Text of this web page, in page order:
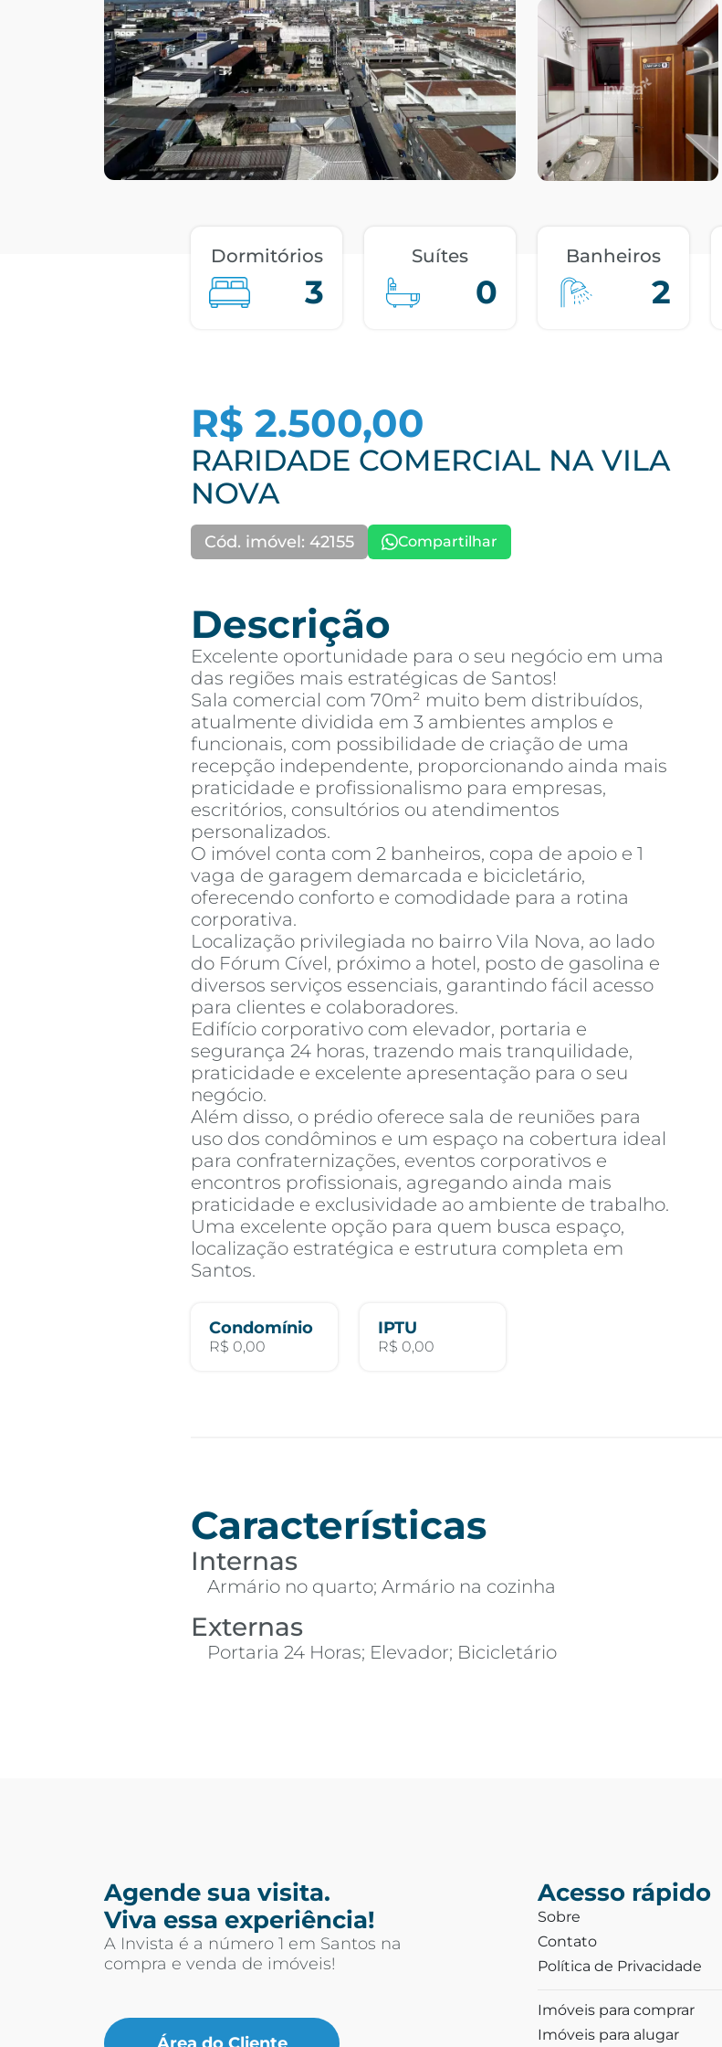
Dormitórios
3
Suítes
0
Banheiros
2
R$ 2.500,00
RARIDADE COMERCIAL NA VILA
NOVA
Cód. imóvel: 42155 Compartilhar
Descrição
Excelente oportunidade para o seu negócio em uma
das regiões mais estratégicas de Santos!
Sala comercial com 70m² muito bem distribuídos,
atualmente dividida em 3 ambientes amplos e
funcionais, com possibilidade de criação de uma
recepção independente, proporcionando ainda mais
praticidade e profissionalismo para empresas,
escritórios, consultórios ou atendimentos
personalizados.
O imóvel conta com 2 banheiros, copa de apoio e 1
vaga de garagem demarcada e bicicletário,
oferecendo conforto e comodidade para a rotina
corporativa.
Localização privilegiada no bairro Vila Nova, ao lado
do Fórum Cível, próximo a hotel, posto de gasolina e
diversos serviços essenciais, garantindo fácil acesso
para clientes e colaboradores.
Edifício corporativo com elevador, portaria e
segurança 24 horas, trazendo mais tranquilidade,
praticidade e excelente apresentação para o seu
negócio.
Além disso, o prédio oferece sala de reuniões para
uso dos condôminos e um espaço na cobertura ideal
para confraternizações, eventos corporativos e
encontros profissionais, agregando ainda mais
praticidade e exclusividade ao ambiente de trabalho.
Uma excelente opção para quem busca espaço,
localização estratégica e estrutura completa em
Santos.
Condomínio
R$ 0,00
IPTU
R$ 0,00
Características
Internas
Armário no quarto; Armário na cozinha
Externas
Portaria 24 Horas; Elevador; Bicicletário
Agende sua visita.
Viva essa experiência!
A Invista é a número 1 em Santos na
compra e venda de imóveis!
Área do Cliente
Acesso rápido
Sobre
Contato
Política de Privacidade
Imóveis para comprar
Imóveis para alugar